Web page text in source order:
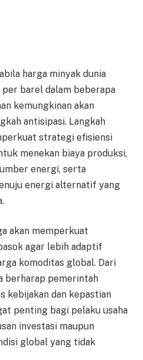
harga minyak dunia
per barel dalam beberapa
kemungkinan akan
antisipasi. Langkah
strategi efisiensi
menekan biaya produksi,
energi, serta
energi alternatif yang
akan memperkuat
agar lebih adaptif
komoditas global. Dari
berharap pemerintah
kebijakan dan kepastian
penting bagi pelaku usaha
investasi maupun
global yang tidak